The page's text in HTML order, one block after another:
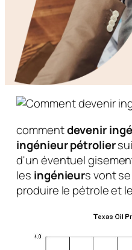
commentdevenir
ingénieurpétrolier
d'un éventuel
les ingénieurs vont
produire le pétrole et